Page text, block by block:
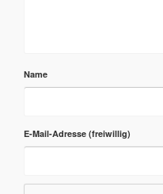
Name
E-Mail-Adresse